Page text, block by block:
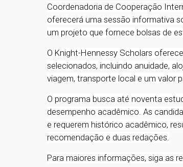
Coordenadoria de Cooperação
oferecerá uma sessão informativa
um projeto que fornece bolsas de
O Knight-Hennessy Scholars
selecionados, incluindo anuidade,
viagem, transporte local e um valor
O programa busca até noventa
desempenho acadêmico. As
e requerem histórico acadêmico,
recomendação e duas redações.
Para maiores informações, siga as